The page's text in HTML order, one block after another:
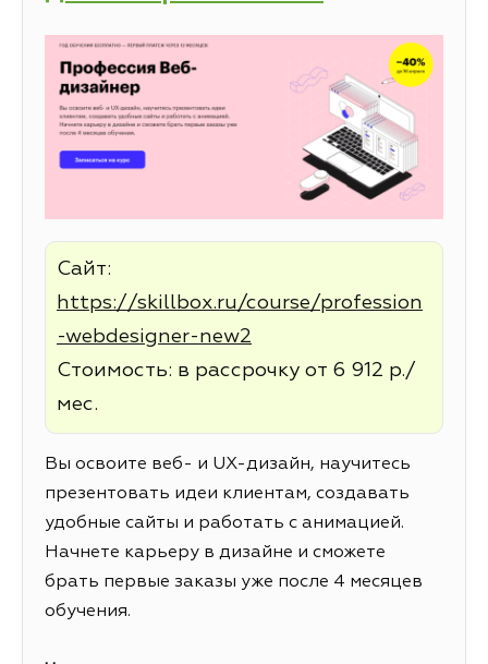
Сайт:
https://skillbox.ru/course/profession
-webdesigner-new2
Стоимость: в рассрочку от 6 912 р./
мес.
Вы освоите веб- и UX-дизайн, научитесь
презентовать идеи клиентам, создавать
удобные сайты и работать с анимацией.
Начнете карьеру в дизайне и сможете
брать первые заказы уже после 4 месяцев
обучения.